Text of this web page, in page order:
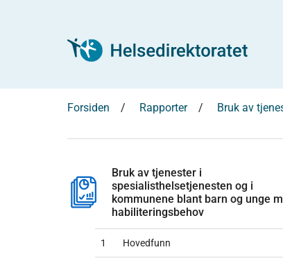
Forsiden Rapporter Bruk av
Bruk av tjenester i
spesialisthelsetjenesten og i
kommunene blant barn og unge
habiliteringsbehov
1 Hovedfunn